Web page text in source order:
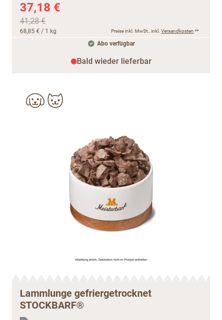
37,18 €
41,28 €
68,85 € / 1 kg Preise inkl. MwSt., inkl. Versandkosten **
Abo verfügbar
Bald wieder lieferbar
Lammlunge gefriergetrocknet
STOCKBARF®